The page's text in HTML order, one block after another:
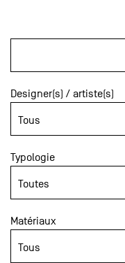
Designer(s) / artiste(s)
Typologie
Matériaux